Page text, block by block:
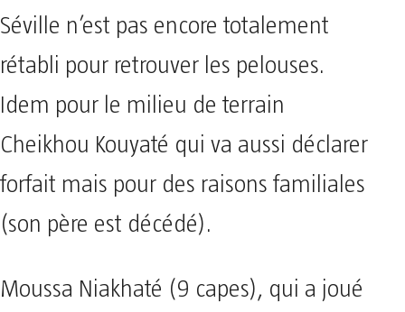
Séville n’est pas encore totalement
rétabli pour retrouver les pelouses.
Idem pour le milieu de terrain
Cheikhou Kouyaté qui va aussi déclarer
forfait mais pour des raisons familiales
(son père est décédé).
Moussa Niakhaté (9 capes), qui a joué